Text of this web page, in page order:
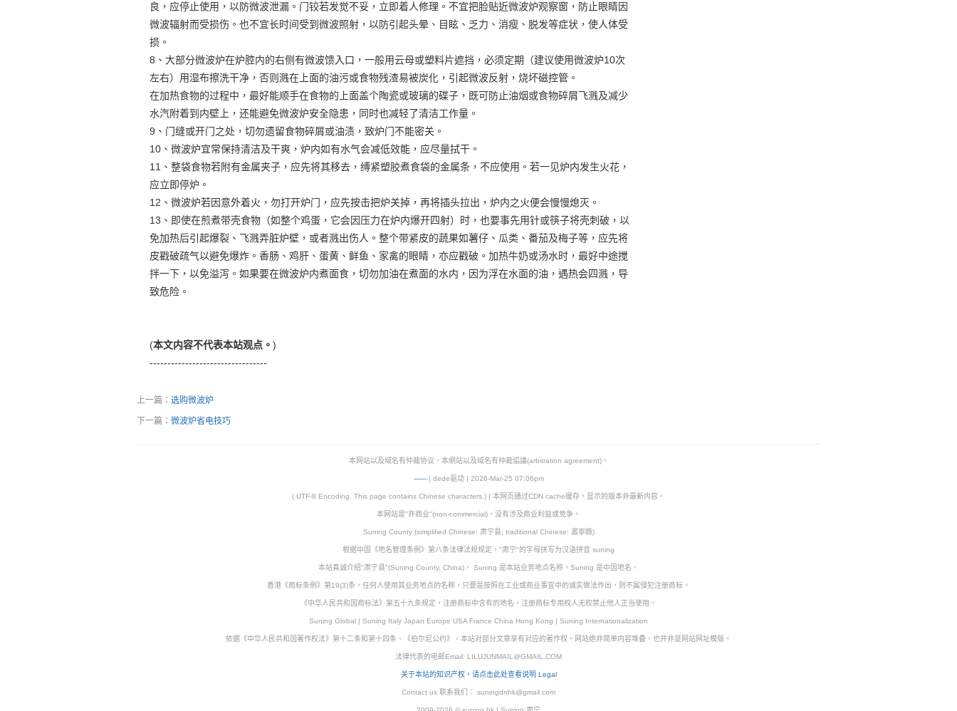
良，应停止使用，以防微波泄漏。门铰若发觉不妥，立即着人修理。不宜把脸贴近微波炉观察窗，防止眼睛因
微波辐射而受损伤。也不宜长时间受到微波照射，以防引起头晕、目眩、乏力、消瘦、脱发等症状，使人体受
损。
8、大部分微波炉在炉腔内的右侧有微波馈入口，一般用云母或塑料片遮挡，必须定期（建议使用微波炉10次
左右）用湿布擦洗干净，否则溅在上面的油污或食物残渣易被炭化，引起微波反射，烧坏磁控管。
在加热食物的过程中，最好能顺手在食物的上面盖个陶瓷或玻璃的碟子，既可防止油烟或食物碎屑飞溅及减少
水汽附着到内壁上，还能避免微波炉安全隐患，同时也减轻了清洁工作量。
9、门缝或开门之处，切勿遗留食物碎屑或油渍，致炉门不能密关。
10、微波炉宜常保持清洁及干爽，炉内如有水气会减低效能，应尽量拭干。
11、整袋食物若附有金属夹子，应先将其移去，缚紧塑胶煮食袋的金属条，不应使用。若一见炉内发生火花，
应立即停炉。
12、微波炉若因意外着火，勿打开炉门，应先按击把炉关掉，再将插头拉出，炉内之火便会慢慢熄灭。
13、即使在煎煮带壳食物（如整个鸡蛋，它会因压力在炉内爆开四射）时，也要事先用针或筷子将壳刺破，以
免加热后引起爆裂、飞溅弄脏炉壁，或者溅出伤人。整个带紧皮的蔬果如薯仔、瓜类、番茄及梅子等，应先将
皮戳破疏气以避免爆炸。香肠、鸡肝、蛋黄、鲜鱼、家禽的眼睛，亦应戳破。加热牛奶或汤水时，最好中途搅
拌一下，以免溢泻。如果要在微波炉内煮面食，切勿加油在煮面的水内，因为浮在水面的油，遇热会四溅，导
致危险。
(本文内容不代表本站观点。 )
---------------------------------
上一篇： 选购微波炉
下一篇： 微波炉省电技巧
本网站以及域名有仲裁协议。本網站以及域名有仲裁協議(arbitration agreement)。
------| dede驱动 | 2026-Mar-25 07:06pm
( UTF-8 Encoding. This page contains Chinese characters.) | 本网页通过CDN cache缓存，显示的版本非最新内容。
本网站是"非商业"(non-commercial)，没有涉及商业利益或竞争。
Suning County (simplified Chinese: 肃宁县; traditional Chinese: 肅寧縣)
根据中国《地名管理条例》第八条法律法规规定，"肃宁"的字母拼写为汉语拼音 suning
本站真诚介绍"肃宁县"(Suning County, China)， Suning 是本站业务地点名称，Suning 是中国地名。
香港《商标条例》第19(3)条，任何人使用其业务地点的名称，只要是按照在工业或商业事宜中的诚实做法作出，则不属侵犯注册商标。
《中华人民共和国商标法》第五十九条规定，注册商标中含有的地名，注册商标专用权人无权禁止他人正当使用。
Suning Global | Suning Italy Japan Europe USA France China Hong Kong | Suning Internationalization
依据《中华人民共和国著作权法》第十二条和第十四条、《伯尔尼公约》，本站对部分文章享有对应的著作权。网站绝非简单内容堆叠，也并非是网站网址模版。
法律代表的电邮Email: LILUJUNMAIL@GMAIL.COM
关于本站的知识产权，请点击此处查看说明 Legal
Contact us 联系我们： suningdnhk@gmail.com